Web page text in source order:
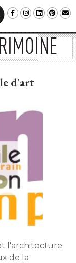
d'art
l'architecture
de la